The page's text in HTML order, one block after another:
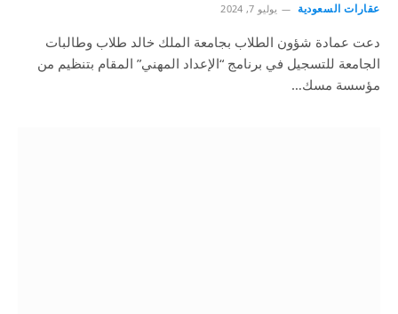
عقارات السعودية يوليو 7, 2024
دعت عمادة شؤون الطلاب بجامعة الملك خالد طلاب وطالبات
الجامعة للتسجيل في برنامج “الإعداد المهني” المقام بتنظيم من
مؤسسة مسك…